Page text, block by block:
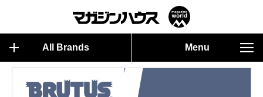
All Brands Menu